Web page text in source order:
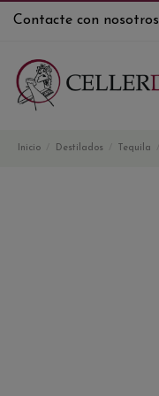
Contacte con nosotros
Inicio Destilados Tequila